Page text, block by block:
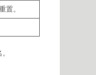
置。